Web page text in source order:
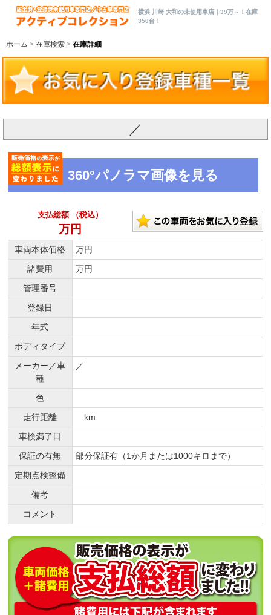
横浜 川崎 大和の未使用車店｜39万～！在庫
350台！
ホーム 在庫検索 在庫詳細
／
360°パノラマ画像を見る
支払総額 （税込）
万円
車両本体価格
万円
諸費用
万円
管理番号
登録日
年式
ボディタイプ
メーカー／車
種
／
色
走行距離
km
車検満了日
保証の有無
部分保証有（1か月または1000キロまで）
定期点検整備
備考
コメント